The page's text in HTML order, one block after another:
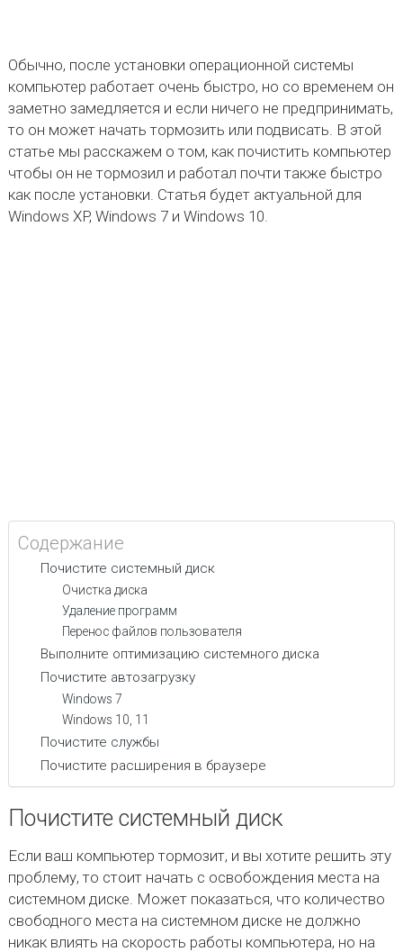
Обычно, после установки операционной системы
компьютер работает очень быстро, но со временем он
заметно замедляется и если ничего не предпринимать,
то он может начать тормозить или подвисать. В этой
статье мы расскажем о том, как почистить компьютер
чтобы он не тормозил и работал почти также быстро
как после установки. Статья будет актуальной для
Windows XP, Windows 7 и Windows 10.
Содержание
Почистите системный диск
Очистка диска
Удаление программ
Перенос файлов пользователя
Выполните оптимизацию системного диска
Почистите автозагрузку
Windows 7
Windows 10, 11
Почистите службы
Почистите расширения в браузере
Почистите системный диск
Если ваш компьютер тормозит, и вы хотите решить эту
проблему, то стоит начать с освобождения места на
системном диске. Может показаться, что количество
свободного места на системном диске не должно
никак влиять на скорость работы компьютера, но на